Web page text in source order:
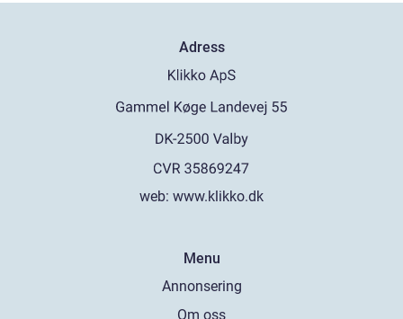
Adress
web: www.klikko.dk
Menu
Annonsering
Om oss